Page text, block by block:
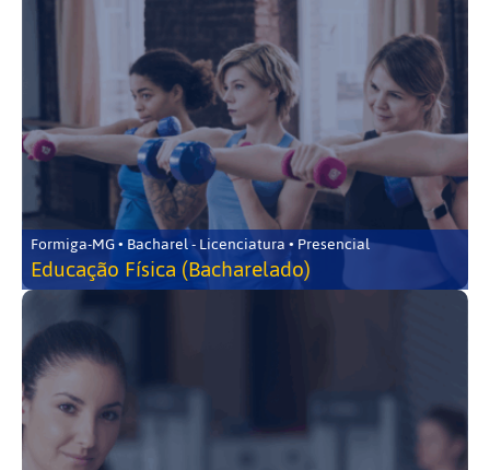
Formiga-MG • Bacharel - Licenciatura • Presencial
Educação Física (Bacharelado)